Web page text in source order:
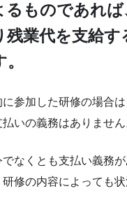
るものであれば
残業代を支給す
参加した研修の場合
いの義務はありません
なくとも支払い義務
修の内容によっても状